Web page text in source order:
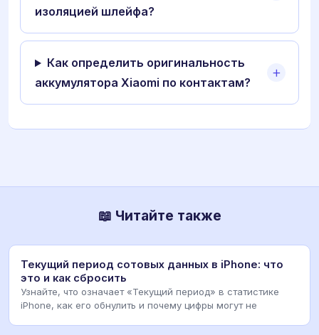
изоляцией шлейфа?
Как определить оригинальность
аккумулятора Xiaomi по контактам?
📖 Читайте также
Текущий период сотовых данных в iPhone: что
это и как сбросить
Узнайте, что означает «Текущий период» в статистике
iPhone, как его обнулить и почему цифры могут не